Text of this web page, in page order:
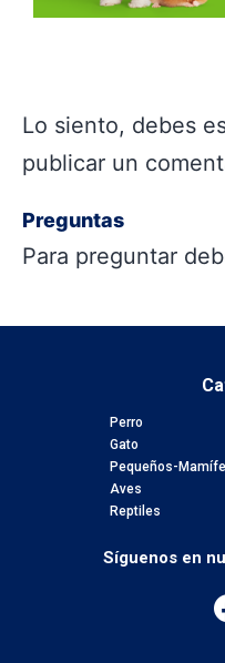
Lo siento, debes
publicar un
Preguntas
Para preguntar
Perro
Gato
Pequeños-
Aves
Reptiles
Síguenos en